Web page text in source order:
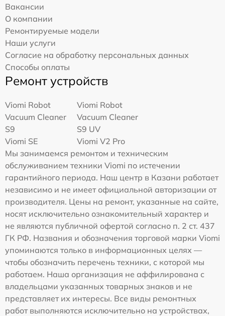
Вакансии
О компании
Ремонтируемые модели
Наши услуги
Согласие на обработку персональных данных
Способы оплаты
Ремонт устройств
Viomi Robot
Vacuum Cleaner
S9
Viomi Robot
Vacuum Cleaner
S9 UV
Viomi SE
Viomi V2 Pro
Мы занимаемся ремонтом и техническим
обслуживанием техники Viomi по истечении
гарантийного периода. Наш центр в Казани работает
независимо и не имеет официальной авторизации от
производителя. Цены на ремонт, указанные на сайте,
носят исключительно ознакомительный характер и
не являются публичной офертой согласно п. 2 ст. 437
ГК РФ. Названия и обозначения торговой марки Viomi
упоминаются только в информационных целях —
чтобы обозначить перечень техники, с которой мы
работаем. Наша организация не аффилирована с
владельцами указанных товарных знаков и не
представляет их интересы. Все виды ремонтных
работ выполняются исключительно на устройствах,